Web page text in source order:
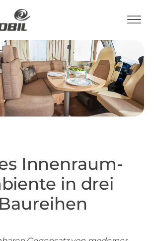
Innenraum-
in drei
Baureihen